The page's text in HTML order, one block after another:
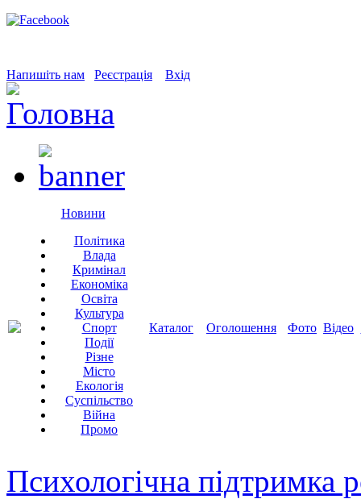
Напишіть нам Реєстрація Вхід
Новини
Політика
Влада
Кримінал
Економіка
Освіта
Культура
Спорт
Події
Різне
Місто
Екологія
Суспільство
Війна
Промо
Каталог Оголошення Фото Відео
Психологічна підтримка